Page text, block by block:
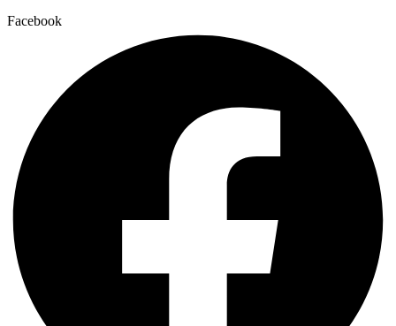
Facebook